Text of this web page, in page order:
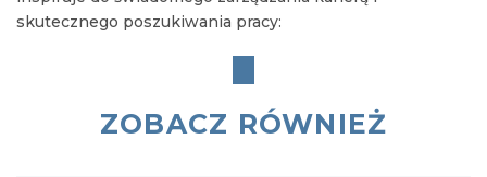
skutecznego poszukiwania pracy:
ZOBACZ RÓWNIEŻ